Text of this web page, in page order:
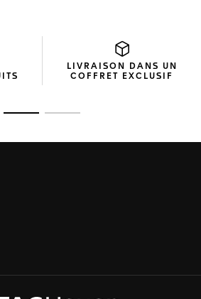
et d'efficacité du design.
LIVRAISON DANS UN
COFFRET EXCLUSIF